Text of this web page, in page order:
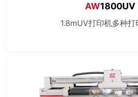
AW1800UV
1.8mUV打印机多种打